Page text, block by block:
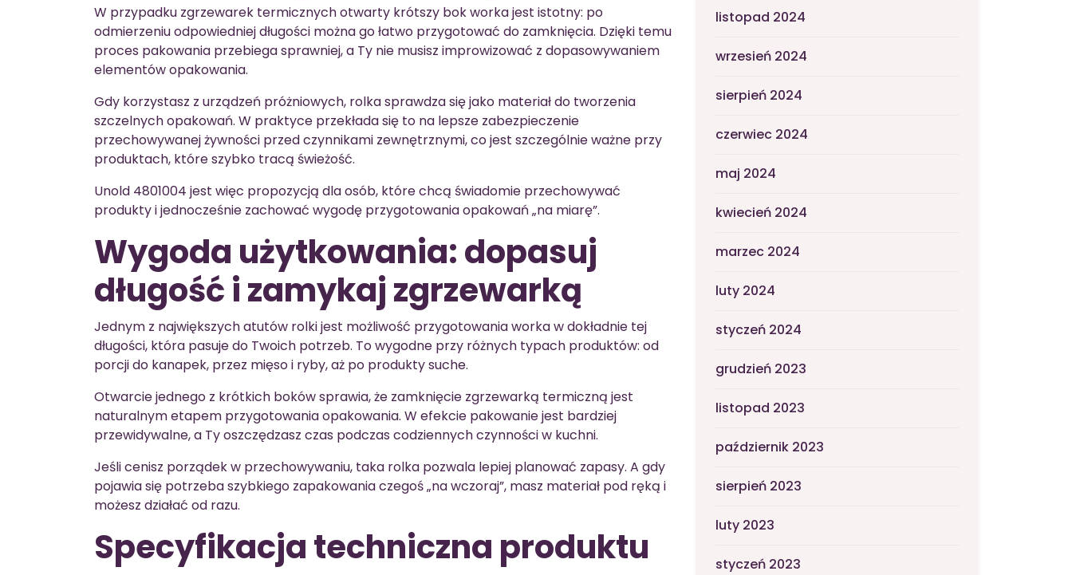
W przypadku zgrzewarek termicznych otwarty krótszy bok worka jest istotny: po
odmierzeniu odpowiedniej długości można go łatwo przygotować do zamknięcia. Dzięki temu
proces pakowania przebiega sprawniej, a Ty nie musisz improwizować z dopasowywaniem
elementów opakowania.
Gdy korzystasz z urządzeń próżniowych, rolka sprawdza się jako materiał do tworzenia
szczelnych opakowań. W praktyce przekłada się to na lepsze zabezpieczenie
przechowywanej żywności przed czynnikami zewnętrznymi, co jest szczególnie ważne przy
produktach, które szybko tracą świeżość.
Unold 4801004 jest więc propozycją dla osób, które chcą świadomie przechowywać
produkty i jednocześnie zachować wygodę przygotowania opakowań „na miarę”.
Wygoda użytkowania: dopasuj
długość i zamykaj zgrzewarką
Jednym z największych atutów rolki jest możliwość przygotowania worka w dokładnie tej
długości, która pasuje do Twoich potrzeb. To wygodne przy różnych typach produktów: od
porcji do kanapek, przez mięso i ryby, aż po produkty suche.
Otwarcie jednego z krótkich boków sprawia, że zamknięcie zgrzewarką termiczną jest
naturalnym etapem przygotowania opakowania. W efekcie pakowanie jest bardziej
przewidywalne, a Ty oszczędzasz czas podczas codziennych czynności w kuchni.
Jeśli cenisz porządek w przechowywaniu, taka rolka pozwala lepiej planować zapasy. A gdy
pojawia się potrzeba szybkiego zapakowania czegoś „na wczoraj”, masz materiał pod ręką i
możesz działać od razu.
Specyfikacja techniczna produktu
listopad 2024
wrzesień 2024
sierpień 2024
czerwiec 2024
maj 2024
kwiecień 2024
marzec 2024
luty 2024
styczeń 2024
grudzień 2023
listopad 2023
październik 2023
sierpień 2023
luty 2023
styczeń 2023